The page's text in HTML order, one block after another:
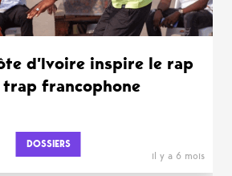
d’Ivoire inspire le rap
francophone
DOSSIERS
il y a 6 mois